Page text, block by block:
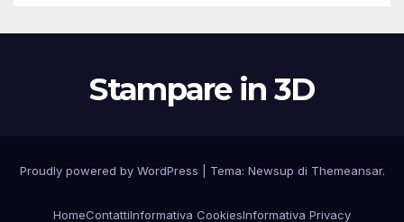
Stampare in 3D
Proudly powered by WordPress Tema: Newsup di Themeansar.
HomeContattiInformativa CookiesInformativa Privacy